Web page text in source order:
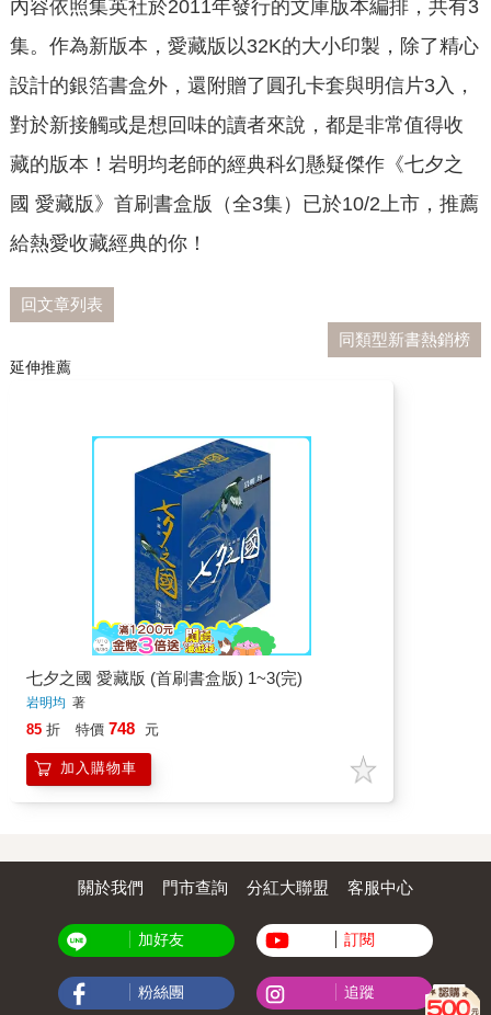
內容依照集英社於2011年發行的文庫版本編排，共有3
集。作為新版本，愛藏版以32K的大小印製，除了精心
設計的銀箔書盒外，還附贈了圓孔卡套與明信片3入，
對於新接觸或是想回味的讀者來說，都是非常值得收
藏的版本！岩明均老師的經典科幻懸疑傑作《七夕之
國 愛藏版》首刷書盒版（全3集）已於10/2上市，推薦
給熱愛收藏經典的你！
回文章列表
同類型新書熱銷榜
延伸推薦
七夕之國 愛藏版 (首刷書盒版) 1~3(完)
岩明均 著
85 折 特價 748 元
加入購物車
關於我們 門市查詢 分紅大聯盟 客服中心
加好友 訂閱
粉絲團 追蹤